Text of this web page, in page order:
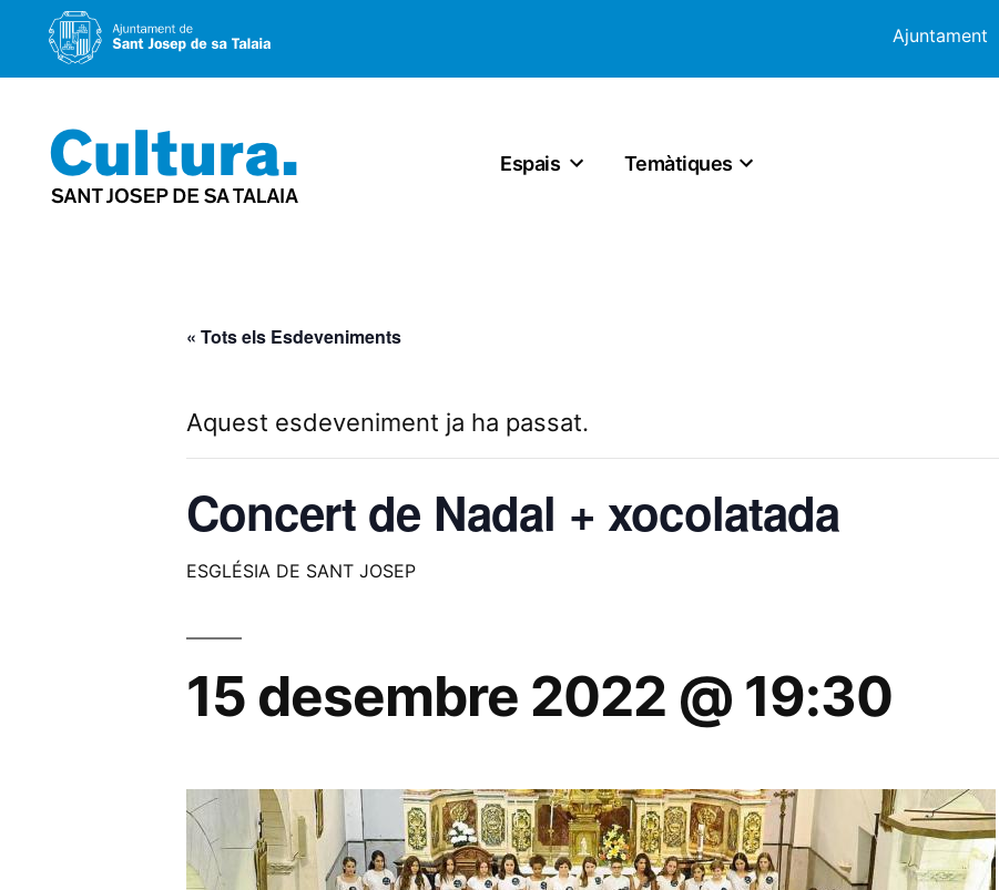
Ajuntament
al
contingut
Espais Temàtiques
« Tots els Esdeveniments
Aquest esdeveniment ja ha passat.
Concert de Nadal + xocolatada
ESGLÉSIA DE SANT JOSEP
15 desembre 2022 @ 19:30